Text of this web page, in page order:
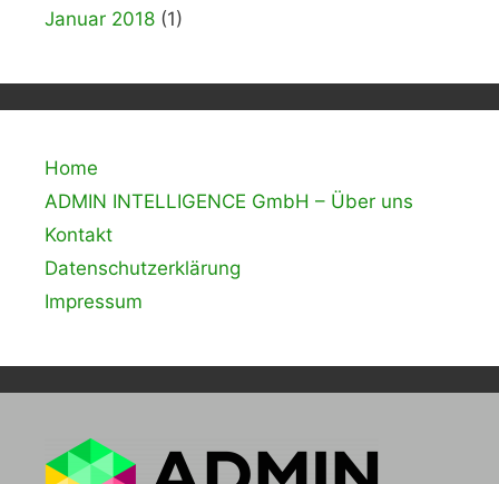
Januar 2018 (1)
Home
ADMIN INTELLIGENCE GmbH – Über uns
Kontakt
Datenschutzerklärung
Impressum